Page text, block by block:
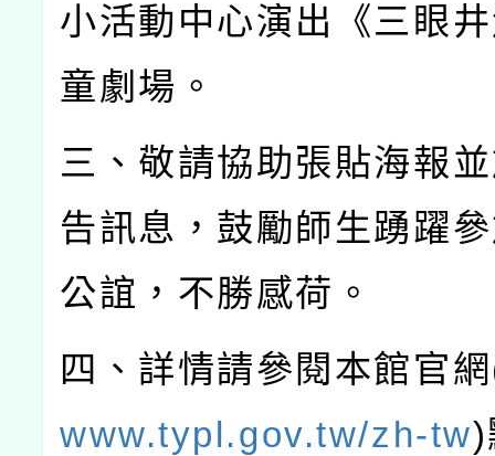
小活動中心演出《三眼
童劇場。
三、敬請協助張貼海報
告訊息，鼓勵師生踴躍
公誼，不勝感荷。
四、詳情請參閱本館官網
www.typl.gov.tw/zh-tw)